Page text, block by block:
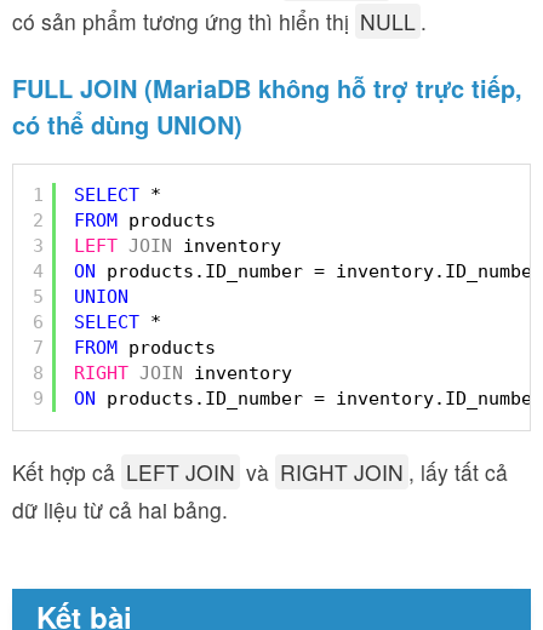
có sản phẩm tương ứng thì hiển thị NULL .
FULL JOIN (MariaDB không hỗ trợ trực tiếp,
có thể dùng UNION)
1
2
3
4
5
6
7
8
9
SELECT *
FROM products
LEFT JOIN
inventory
ON
products.ID_number = inventory.ID_number
UNION
SELECT *
FROM products
RIGHT JOIN
inventory
ON
products.ID_number =
Kết hợp cả LEFT JOIN và RIGHT JOIN , lấy tất cả
dữ liệu từ cả hai bảng.
Kết bài